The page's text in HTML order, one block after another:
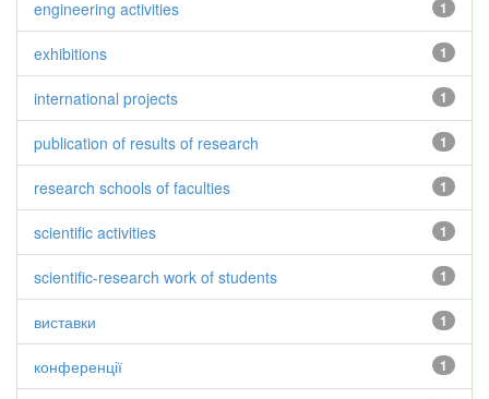
1
engineering activities
1
exhibitions
1
international projects
1
publication of results of research
1
research schools of faculties
1
scientific activities
1
scientific-research work of students
1
виставки
1
конференції